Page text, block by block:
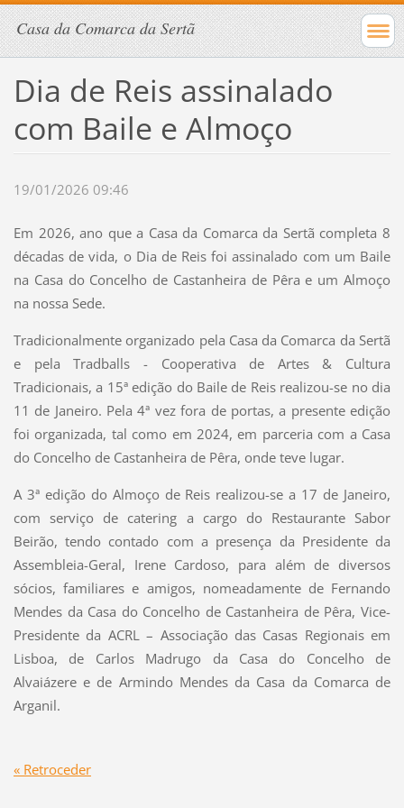
Casa da Comarca da Sertã
Dia de Reis assinalado
com Baile e Almoço
19/01/2026 09:46
Em 2026, ano que a Casa da Comarca da Sertã completa 8
décadas de vida, o Dia de Reis foi assinalado com um Baile
na Casa do Concelho de Castanheira de Pêra e um Almoço
na nossa Sede.
Tradicionalmente organizado pela Casa da Comarca da Sertã
e pela Tradballs - Cooperativa de Artes & Cultura
Tradicionais, a 15ª edição do Baile de Reis realizou-se no dia
11 de Janeiro. Pela 4ª vez fora de portas, a presente edição
foi organizada, tal como em 2024, em parceria com a Casa
do Concelho de Castanheira de Pêra, onde teve lugar.
A 3ª edição do Almoço de Reis realizou-se a 17 de Janeiro,
com serviço de catering a cargo do Restaurante Sabor
Beirão, tendo contado com a presença da Presidente da
Assembleia-Geral, Irene Cardoso, para além de diversos
sócios, familiares e amigos, nomeadamente de Fernando
Mendes da Casa do Concelho de Castanheira de Pêra, Vice-
Presidente da ACRL – Associação das Casas Regionais em
Lisboa, de Carlos Madrugo da Casa do Concelho de
Alvaiázere e de Armindo Mendes da Casa da Comarca de
Arganil.
« Retroceder